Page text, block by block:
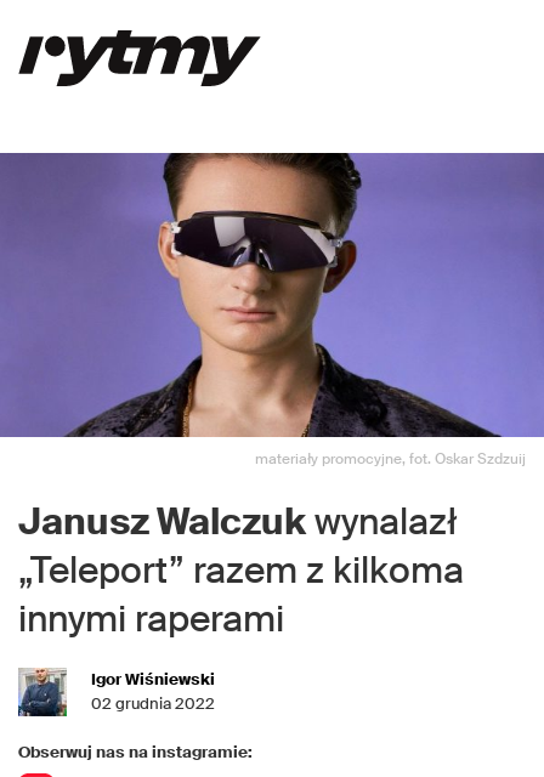
materiały promocyjne, fot. Oskar Szdzuij
Janusz Walczukwynalazł
„Teleport” razem z kilkoma
innymi raperami
Igor Wiśniewski
02 grudnia 2022
Obserwuj nas na instagramie: